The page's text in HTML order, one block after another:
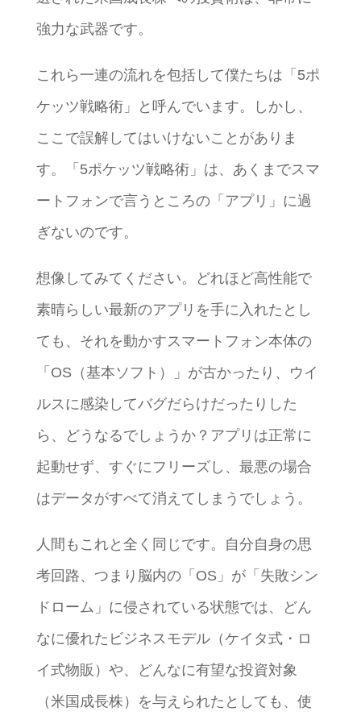
強力な武器です。
これら一連の流れを包括して僕たちは「5ポ
ケッツ戦略術」と呼んでいます。しかし、
ここで誤解してはいけないことがありま
す。「5ポケッツ戦略術」は、あくまでスマ
ートフォンで言うところの「アプリ」に過
ぎないのです。
想像してみてください。どれほど高性能で
素晴らしい最新のアプリを手に入れたとし
ても、それを動かすスマートフォン本体の
「OS（基本ソフト）」が古かったり、ウイ
ルスに感染してバグだらけだったりした
ら、どうなるでしょうか？アプリは正常に
起動せず、すぐにフリーズし、最悪の場合
はデータがすべて消えてしまうでしょう。
人間もこれと全く同じです。自分自身の思
考回路、つまり脳内の「OS」が「失敗シン
ドローム」に侵されている状態では、どん
なに優れたビジネスモデル（ケイタ式・ロ
イ式物販）や、どんなに有望な投資対象
（米国成長株）を与えられたとしても、使